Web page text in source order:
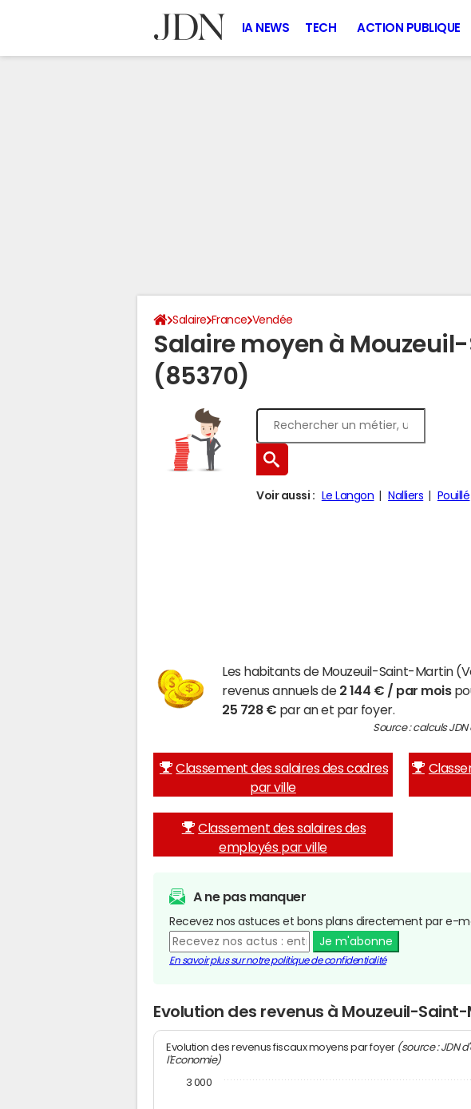
IA NEWS TECH ACTION PUBLIQUE
Salaire France Vendée
Salaire moyen à
(85370)
Voir aussi : Le Langon Nalliers Pouillé
Les habitants de Mouzeuil-Saint-Martin
revenus annuels de 2 144 € / par mois
25 728 € par an et par foyer.
Source : calculs
Classement des salaires des cadres
par ville
Classement des salaires des
employés par ville
A ne pas manquer
Recevez nos astuces et bons plans directement par e-
Je m'abonne
En savoir plus sur notre politique de confidentialité
Evolution des revenus à Mouzeuil-
Evolution des revenus fiscaux moyens par foyer (source : JDN
l'Economie)
3 000